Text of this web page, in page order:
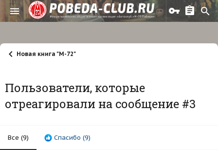
Новая книга "М-72"
Пользователи, которые
отреагировали на сообщение #3
Все (9) Спасибо (9)